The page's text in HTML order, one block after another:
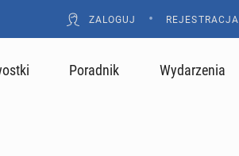
ZALOGUJ • REJESTRACJA
Poradnik Wydarzenia